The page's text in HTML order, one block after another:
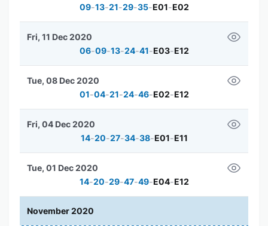
09-13-21-29-35-E01-E02
06-09-13-24-41-E03-E12
Fri, 11 Dec 2020
01-04-21-24-46-E02-E12
Tue, 08 Dec 2020
14-20-27-34-38-E01-E11
Fri, 04 Dec 2020
14-20-29-47-49-E04-E12
Tue, 01 Dec 2020
November 2020